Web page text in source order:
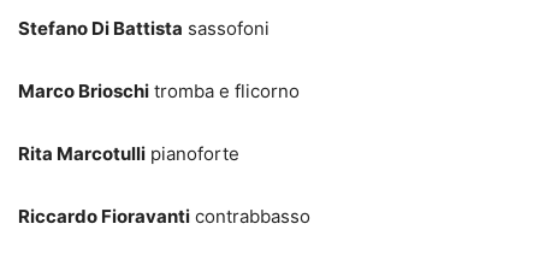
Stefano Di Battista sassofoni
Marco Brioschi tromba e flicorno
Rita Marcotulli pianoforte
Riccardo Fioravanti contrabbasso